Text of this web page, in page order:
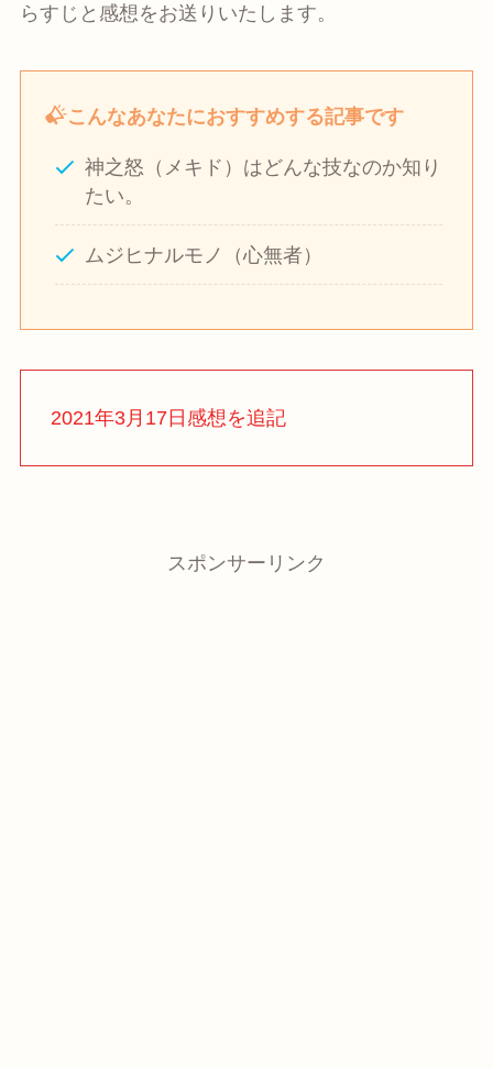
らすじと感想をお送りいたします。
こんなあなたにおすすめする記事です
神之怒（メキド）はどんな技なのか知り
たい。
ムジヒナルモノ（心無者）
2021年3月17日感想を追記
スポンサーリンク